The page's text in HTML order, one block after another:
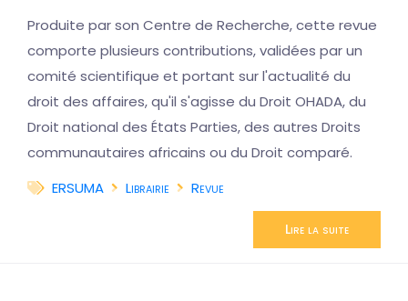
Produite par son Centre de Recherche, cette revue
comporte plusieurs contributions, validées par un
comité scientifique et portant sur l'actualité du
droit des affaires, qu'il s'agisse du Droit OHADA, du
Droit national des États Parties, des autres Droits
communautaires africains ou du Droit comparé.
ERSUMA
Librairie Revue
Lire la suite